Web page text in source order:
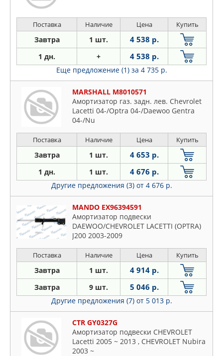
Поставка Наличие Цена Купить
Завтра 1 шт. 4 538 р.
1 дн. + 4 538 р.
Еще предложение (1) за 4 735 р.
MARSHALL M8010571
Амортизатор газ. задн. лев. Chevrolet
Lacetti 04-/Optra 04-/Daewoo Gentra
04-/Nu
Поставка Наличие Цена Купить
Завтра 1 шт. 4 653 р.
1 дн. 1 шт. 4 676 р.
Другие предложения (3) от 4 676 р.
MANDO EX96394591
Амортизатор подвески
DAEWOO/CHEVROLET LACETTI (OPTRA)
J200 2003-2009
Поставка Наличие Цена Купить
Завтра 1 шт. 4 914 р.
Завтра 9 шт. 5 046 р.
Другие предложения (7) от 5 013 р.
CTR GY0327G
Амортизатор подвески CHEVROLET
Lacetti 2005 ~ 2013 , CHEVROLET Nubira
2003 ~